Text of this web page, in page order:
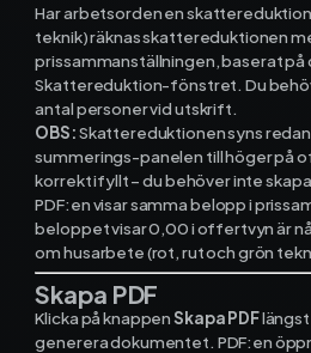
Har arbetsorden en
teknik) räknas skattereduktionen
prissammanställningen, baserat på
Skattereduktion-fönstret. Du
antal personer vid utskrift.
OBS:Skattereduktionen syns redan
summerings-panelen till höger på
korrekt ifyllt – du behöver inte
PDF:en visar samma belopp i
beloppet visar 0,00 i offertvyn är
om husarbete (rot, rut och grön
Skapa PDF
Klicka på knappenSkapa PDF
generera dokumentet. PDF:en